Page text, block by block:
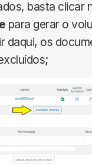
basta clicar
para gerar o
daqui, os